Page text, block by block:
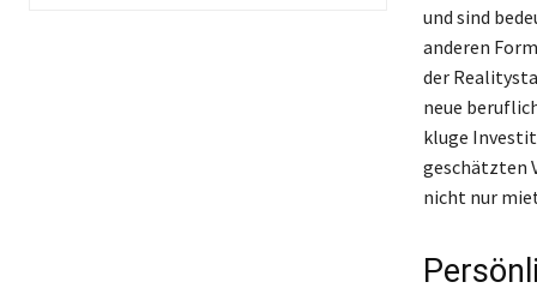
und sind
anderen
der
neue
kluge
geschätzten
nicht nur